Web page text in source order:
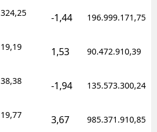
324,25 -1,44 196.999.171,75
19,19 1,53 90.472.910,39
38,38 -1,94 135.573.300,24
19,77 3,67 985.371.910,85